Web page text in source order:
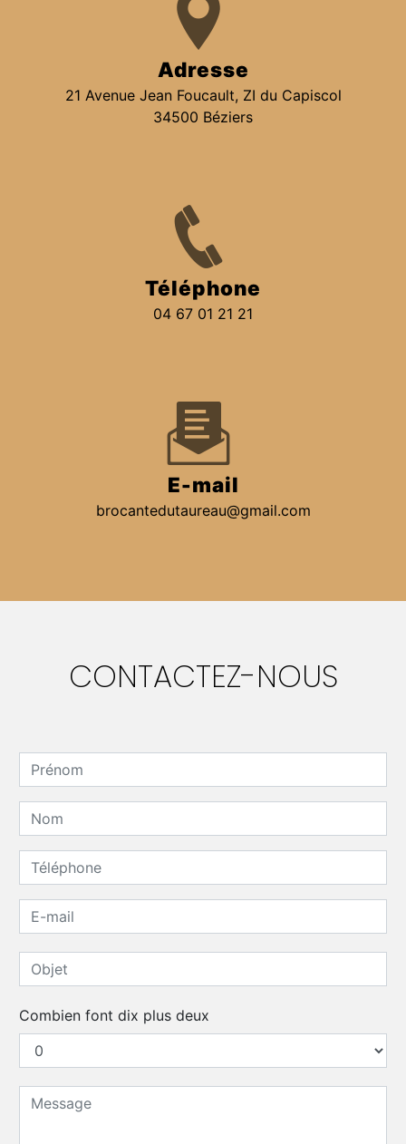
Adresse
21 Avenue Jean Foucault, ZI du Capiscol
34500 Béziers
Téléphone
04 67 01 21 21
E-mail
brocantedutaureau@gmail.com
CONTACTEZ-NOUS
Combien font dix plus deux